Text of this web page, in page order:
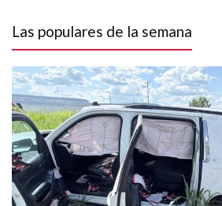
Las populares de la semana